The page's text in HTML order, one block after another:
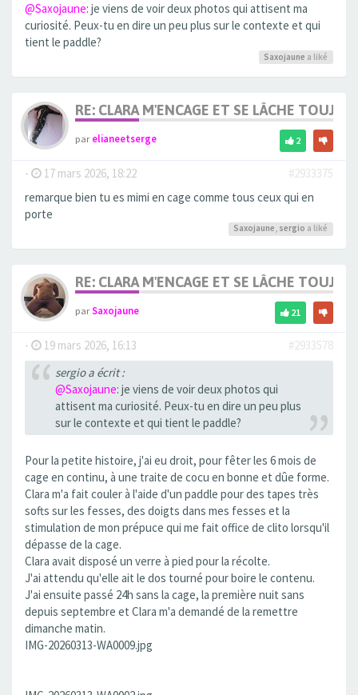
@Saxojaune: je viens de voir deux photos qui attisent ma
curiosité. Peux-tu en dire un peu plus sur le contexte et qui
tient le paddle?
Saxojaune a liké
RE: CLARA M'ENCAGE ET SE LÂCHE
parelianeetserge 2
- 17 mars 2026, 18:22
#2933375
remarque bien tu es mimi en cage comme tous ceux qui en
porte
Saxojaune, sergio a liké
RE: CLARA M'ENCAGE ET SE LÂCHE
parSaxojaune 21
- 19 mars 2026, 16:13
#2933578
sergio a écrit :
@Saxojaune: je viens de voir deux photos qui
attisent ma curiosité. Peux-tu en dire un peu plus
sur le contexte et qui tient le paddle?
Pour la petite histoire, j'ai eu droit, pour fêter les 6 mois de
cage en continu, à une traite de cocu en bonne et dûe forme.
Clara m'a fait couler à l'aide d'un paddle pour des tapes très
softs sur les fesses, des doigts dans mes fesses et la
stimulation de mon prépuce qui me fait office de clito lorsqu'il
dépasse de la cage.
Clara avait disposé un verre à pied pour la récolte.
J'ai attendu qu'elle ait le dos tourné pour boire le contenu.
J'ai ensuite passé 24h sans la cage, la première nuit sans
depuis septembre et Clara m'a demandé de la remettre
dimanche matin.
IMG-20260313-WA0009.jpg